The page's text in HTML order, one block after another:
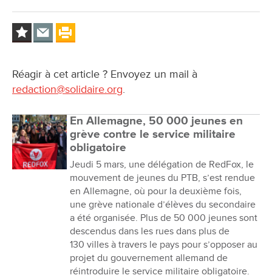
Réagir à cet article ? Envoyez un mail à
redaction@solidaire.org.
En Allemagne, 50 000 jeunes en
grève contre le service militaire
obligatoire
Jeudi 5 mars, une délégation de RedFox, le
mouvement de jeunes du PTB, s’est rendue
en Allemagne, où pour la deuxième fois,
une grève nationale d’élèves du secondaire
a été organisée. Plus de 50 000 jeunes sont
descendus dans les rues dans plus de
130 villes à travers le pays pour s’opposer au
projet du gouvernement allemand de
réintroduire le service militaire obligatoire.